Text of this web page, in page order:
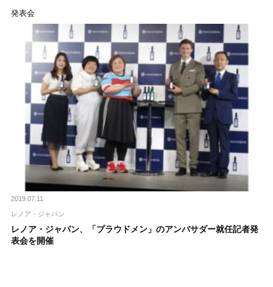
発表会
2019.07.11
レノア・ジャパン
レノア・ジャパン、「プラウドメン」のアンバサダー就任記者発
表会を開催